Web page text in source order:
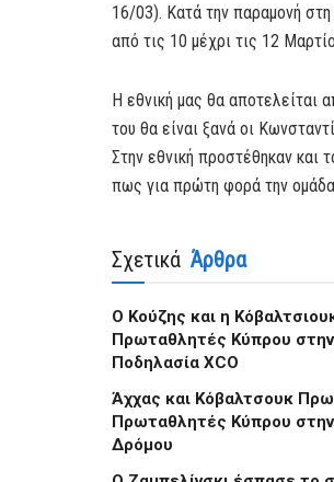
16/03). Κατά την παραμονή
από τις 10 μέχρι τις 12
Η εθνική μας θα αποτελείται
του θα είναι ξανά οι
Στην εθνική προστέθηκαν και
πως για πρώτη φορά την
Σχετικά Άρθρα
Ο Κούζης και η
Πρωταθλητές Κύπρου στην
Ποδηλασία XCO
Άχχας και Κόβαλτσουκ
Πρωταθλητές Κύπρου
Δρόμου